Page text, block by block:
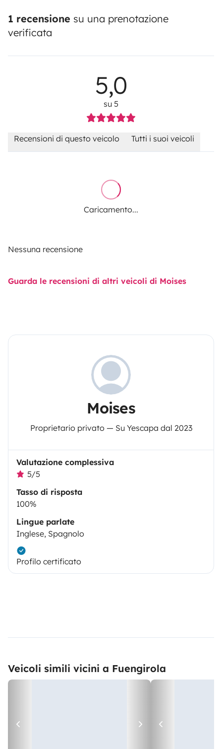
1 recensione su una prenotazione
verificata
5,0
su 5
Recensioni di questo veicolo Tutti i suoi veicoli
Caricamento...
Nessuna recensione
Guarda le recensioni di altri veicoli di Moises
Moises
Proprietario privato — Su Yescapa dal 2023
Valutazione complessiva
5/5
Tasso di risposta
100%
Lingue parlate
Inglese, Spagnolo
Profilo certificato
Veicoli simili vicini a Fuengirola